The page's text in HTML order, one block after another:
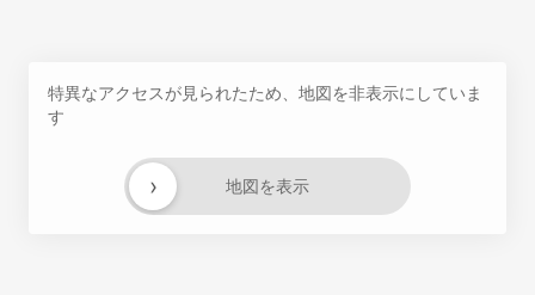
特異なアクセスが見られたため、地図を非表示にしていま
す
地図を表示
›